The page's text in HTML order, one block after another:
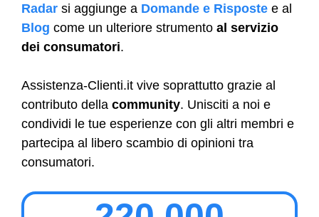
Radar si aggiunge a Domande e Risposte e al
Blog come un ulteriore strumento al servizio
dei consumatori.
Assistenza-Clienti.it vive soprattutto grazie al
contributo della community. Unisciti a noi e
condividi le tue esperienze con gli altri membri e
partecipa al libero scambio di opinioni tra
consumatori.